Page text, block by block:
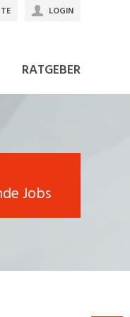
RATGEBER
LOGIN
Jobs
JETZT BEWERBEN